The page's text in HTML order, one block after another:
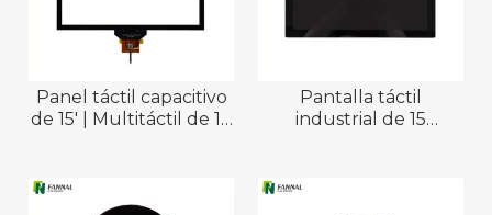
Panel táctil capacitivo
de 15' | Multitáctil de 10
Pantalla táctil
industrial de 15